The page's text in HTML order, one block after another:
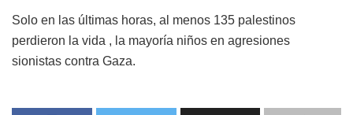
Solo en las últimas horas, al menos 135 palestinos
perdieron la vida , la mayoría niños en agresiones
sionistas contra Gaza.